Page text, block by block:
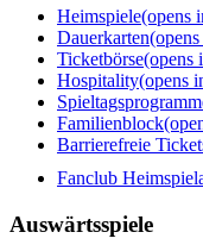
Heimspiele(opens
Dauerkarten
Ticketbörse(opens
Hospitality(opens
Familienblock
Barrierefreie
Fanclub
Auswärtsspiele